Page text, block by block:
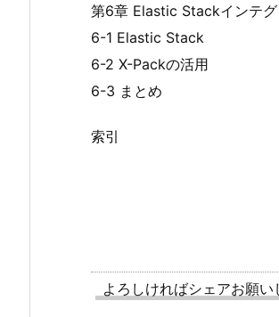
第6章 Elastic Stackインテ
6-1 Elastic Stack
6-2 X-Packの活用
6-3 まとめ
索引
よろしければシェアお願い